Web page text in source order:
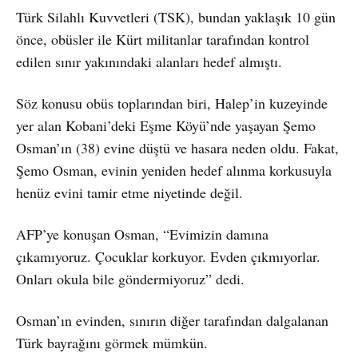
Türk Silahlı Kuvvetleri (TSK), bundan yaklaşık 10 gün
önce, obüsler ile Kürt militanlar tarafından kontrol
edilen sınır yakınındaki alanları hedef almıştı.
Söz konusu obüs toplarından biri, Halep’in kuzeyinde
yer alan Kobani’deki Eşme Köyü’nde yaşayan Şemo
Osman’ın (38) evine düştü ve hasara neden oldu. Fakat,
Şemo Osman, evinin yeniden hedef alınma korkusuyla
henüz evini tamir etme niyetinde değil.
AFP’ye konuşan Osman, “Evimizin damına
çıkamıyoruz. Çocuklar korkuyor. Evden çıkmıyorlar.
Onları okula bile göndermiyoruz” dedi.
Osman’ın evinden, sınırın diğer tarafından dalgalanan
Türk bayrağını görmek mümkün.